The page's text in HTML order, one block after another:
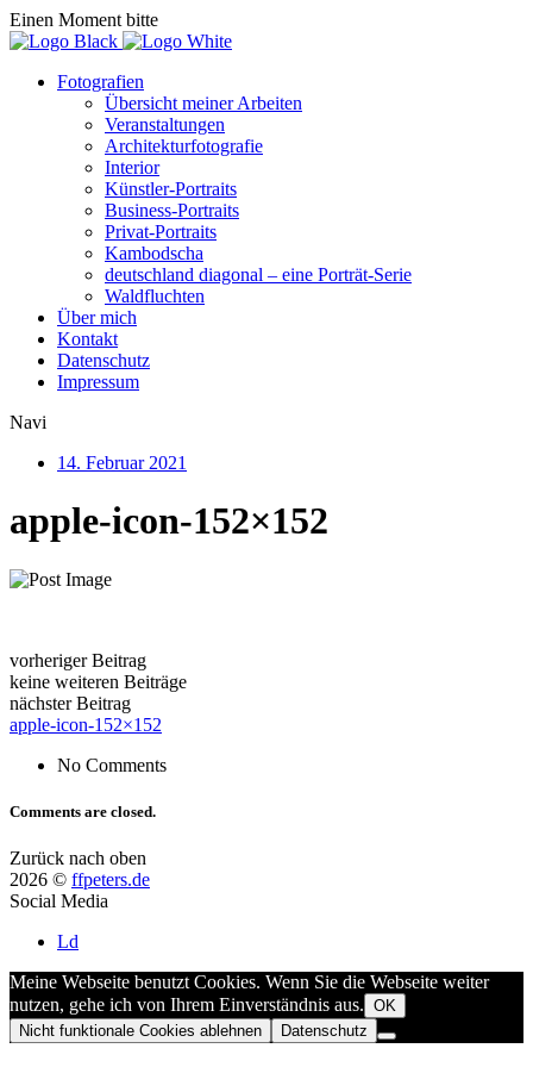
Einen Moment bitte
Fotografien
Übersicht meiner Arbeiten
Veranstaltungen
Architekturfotografie
Interior
Künstler-Portraits
Business-Portraits
Privat-Portraits
Kambodscha
deutschland diagonal – eine Porträt-Serie
Waldfluchten
Über mich
Kontakt
Datenschutz
Impressum
Navi
14. Februar 2021
apple-icon-152×152
vorheriger Beitrag
keine weiteren Beiträge
nächster Beitrag
apple-icon-152×152
No Comments
Comments are closed.
Zurück nach oben
2026 © ffpeters.de
Social Media
Ld
Meine Webseite benutzt Cookies. Wenn Sie die Webseite weiter
nutzen, gehe ich von Ihrem Einverständnis aus. OK
Nicht funktionale Cookies ablehnen
Datenschutz